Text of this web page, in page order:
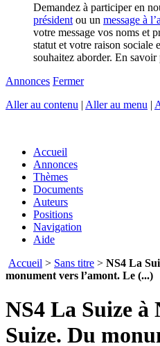
Demandez à participer en
président ou un message à
votre message vos noms et
statut et votre raison sociale
souhaitez aborder. En savoir
Annonces Fermer
Aller au contenu | Aller au menu |
Accueil
Annonces
Thèmes
Documents
Auteurs
Positions
Navigation
Aide
Accueil > Sans titre > NS4 La
monument vers l’amont. Le (...)
NS4 La Suize à
Suize. Du